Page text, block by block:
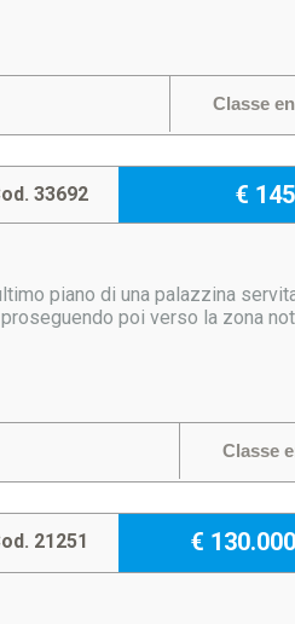
Classe
€
33692
piano di una palazzina
poi verso la zona
Classe
€
21251